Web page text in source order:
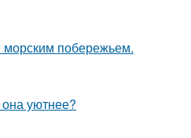
побережьем.
уютнее?